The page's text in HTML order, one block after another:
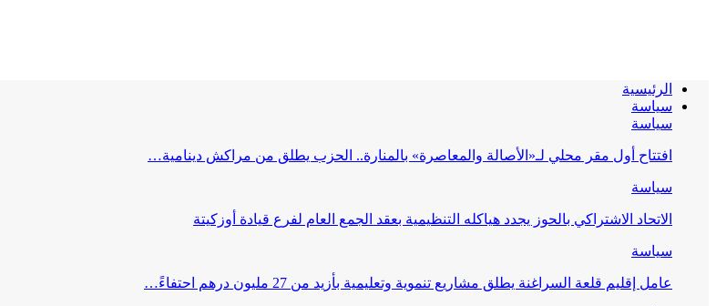
الرئيسية
سياسة
سياسة
افتتاح أول مقر محلي لـ«الأصالة والمعاصرة» بالمنارة.. الحزب يطلق من مراكش دينامية…
سياسة
الاتحاد الاشتراكي بالحوز يجدد هياكله التنظيمية بعقد الجمع العام لفرع قيادة أوزكيتة
سياسة
عامل إقليم قلعة السراغنة يطلق مشاريع تنموية وتعليمية بأزيد من 27 مليون درهم احتفاءً…